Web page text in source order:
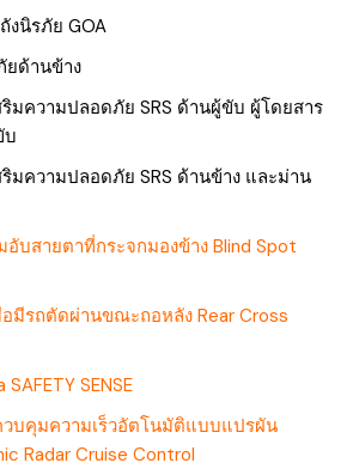
งนิรภัย GOA
ยด้านข้าง
ริมความปลอดภัย SRS ด้านผู้ขับ ผู้โดยสาร
บ
ริมความปลอดภัย SRS ด้านข้าง และม่าน
อับสายตาที่กระจกมองข้าง Blind Spot
อมีรถตัดผ่านขณะถอหลัง Rear Cross
SENSE
บคุมความเร็วอัตโนมัติแบบแปรผัน
Radar Cruise Control